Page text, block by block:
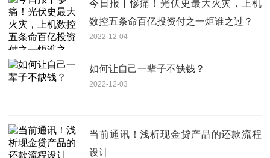
今日报丨惨痛！光伏史最大火灾，上机
数控五条命百亿投资付之一炬谁之过？
2022-12-04
如何让自己一辈子不缺钱？
2022-12-03
当前通讯！浅析现金贷产品的还款流程
设计